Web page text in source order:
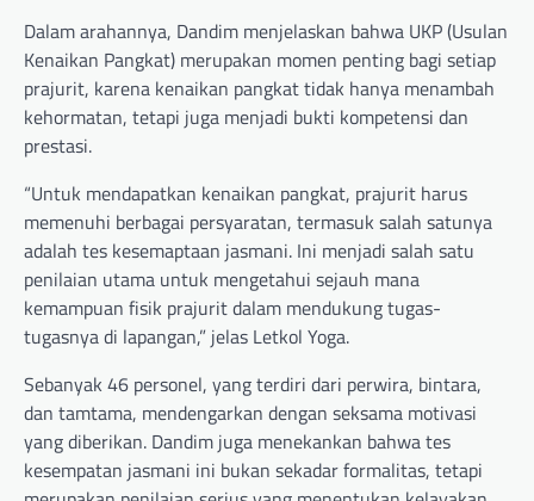
Dalam arahannya, Dandim menjelaskan bahwa UKP (Usulan
Kenaikan Pangkat) merupakan momen penting bagi setiap
prajurit, karena kenaikan pangkat tidak hanya menambah
kehormatan, tetapi juga menjadi bukti kompetensi dan
prestasi.
“Untuk mendapatkan kenaikan pangkat, prajurit harus
memenuhi berbagai persyaratan, termasuk salah satunya
adalah tes kesemaptaan jasmani. Ini menjadi salah satu
penilaian utama untuk mengetahui sejauh mana
kemampuan fisik prajurit dalam mendukung tugas-
tugasnya di lapangan,” jelas Letkol Yoga.
Sebanyak 46 personel, yang terdiri dari perwira, bintara,
dan tamtama, mendengarkan dengan seksama motivasi
yang diberikan. Dandim juga menekankan bahwa tes
kesempatan jasmani ini bukan sekadar formalitas, tetapi